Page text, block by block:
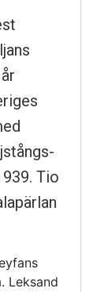
Tio
Leksand